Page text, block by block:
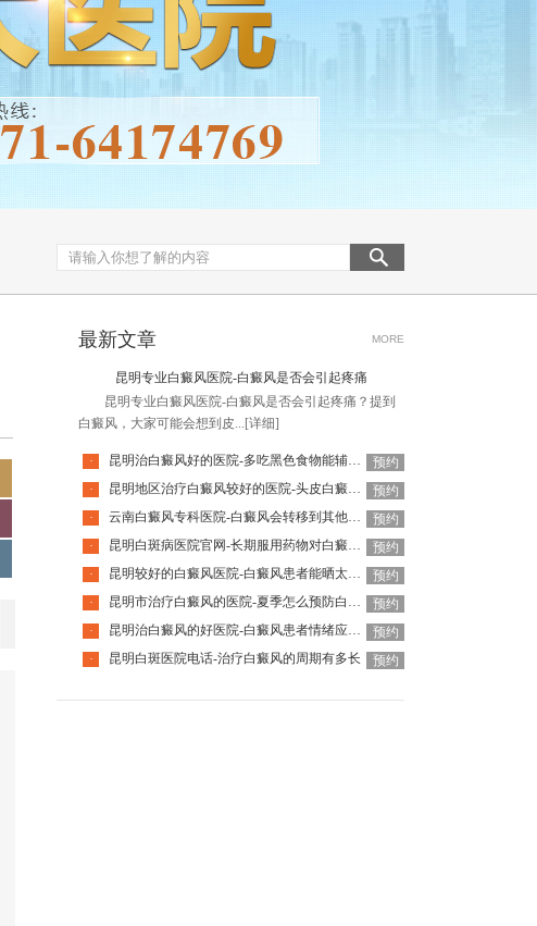
最新文章 MORE
昆明专业白癜风医院-白癜风是否会引起疼痛
昆明专业白癜风医院-白癜风是否会引起疼痛？提到
白癜风，大家可能会想到皮... [详细]
· 昆明治白癜风好的医院-多吃黑色食物能辅助修复白癜风白斑吗
预约
·
昆明地区治疗白癜风较好的医院-头皮白癜风会造成永久性脱发吗
预约
·
云南白癜风专科医院-白癜风会转移到其他部位吗
预约
·
昆明白斑病医院官网-长期服用药物对白癜风有害吗
预约
·
昆明较好的白癜风医院-白癜风患者能晒太阳吗
预约
·
昆明市治疗白癜风的医院-夏季怎么预防白癜风复发
预约
·
昆明治白癜风的好医院-白癜风患者情绪应怎样调节
预约
·
昆明白斑医院电话-治疗白癜风的周期有多长 预约